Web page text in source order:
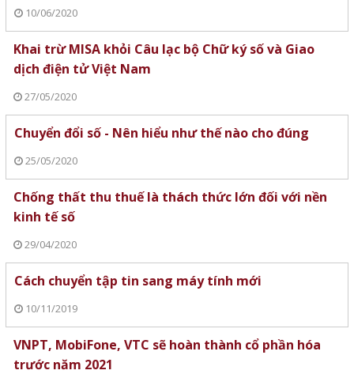
10/06/2020
Khai trừ MISA khỏi Câu lạc bộ Chữ ký số và Giao
dịch điện tử Việt Nam
27/05/2020
Chuyển đổi số - Nên hiểu như thế nào cho đúng
25/05/2020
Chống thất thu thuế là thách thức lớn đối với nền
kinh tế số
29/04/2020
Cách chuyển tập tin sang máy tính mới
10/11/2019
VNPT, MobiFone, VTC sẽ hoàn thành cổ phần hóa
trước năm 2021